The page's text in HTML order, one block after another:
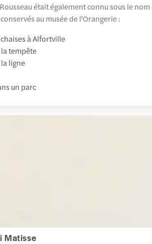
était également connu sous le
au musée de l'Orangerie :
à Alfortville
tempête
la ligne
un parc
Matisse